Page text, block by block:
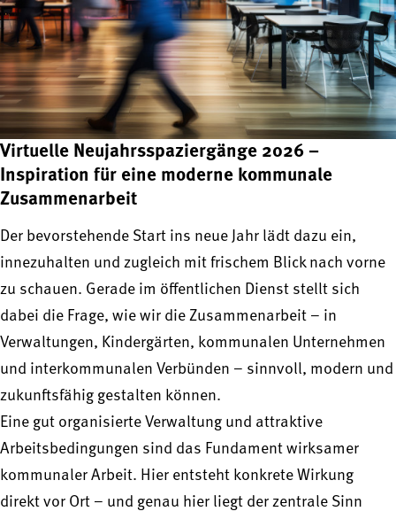
Virtuelle Neujahrsspaziergänge 2026 –
Inspiration für eine moderne kommunale
Zusammenarbeit
Der bevorstehende Start ins neue Jahr lädt dazu ein,
innezuhalten und zugleich mit frischem Blick nach vorne
zu schauen. Gerade im öffentlichen Dienst stellt sich
dabei die Frage, wie wir die Zusammenarbeit – in
Verwaltungen, Kindergärten, kommunalen Unternehmen
und interkommunalen Verbünden – sinnvoll, modern und
zukunftsfähig gestalten können.
Eine gut organisierte Verwaltung und attraktive
Arbeitsbedingungen sind das Fundament wirksamer
kommunaler Arbeit. Hier entsteht konkrete Wirkung
direkt vor Ort – und genau hier liegt der zentrale Sinn